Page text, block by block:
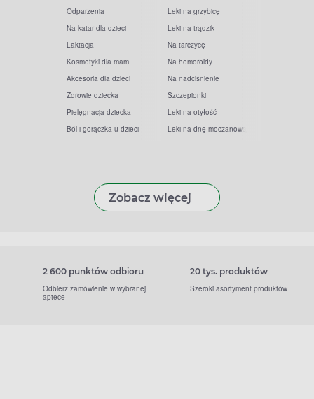
Odparzenia
Na katar dla dzieci
Laktacja
Kosmetyki dla mam
Akcesoria dla dzieci
Zdrowie dziecka
Pielęgnacja dziecka
Ból i gorączka u dzieci
Leki na grzybicę
Leki na trądzik
Na tarczycę
Na hemoroidy
Na nadciśnienie
Szczepionki
Leki na otyłość
Leki na dnę moczanową
Zobacz więcej
2 600 punktów odbioru
Odbierz zamówienie w wybranej
aptece
20 tys. produktów
Szeroki asortyment produktów